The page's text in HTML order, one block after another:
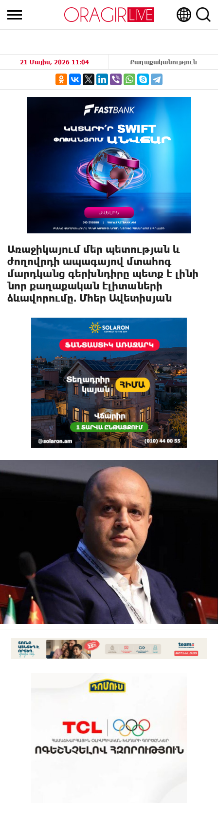
21 Մայիս, 2026 11:04 Քաղաքականություն
Առաջիկայում մեր պետության և
ժողովրդի ապագայով մտահոգ
մարդկանց գերխնդիրը պետք է լինի
նոր քաղաքական էլիտաների
ձևավորումը. Մհեր Ավետիսյան